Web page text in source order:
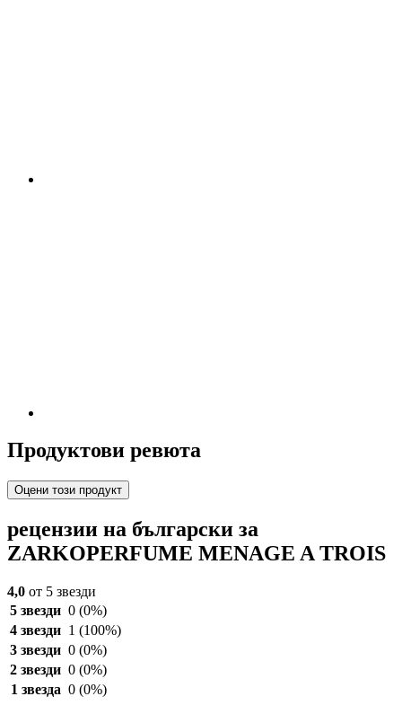
Продуктови ревюта
Оцени този продукт
рецензии на български за
ZARKOPERFUME MENAGE A TROIS
4,0 от 5 звезди
5 звезди 0 (0%)
4 звезди 1 (100%)
3 звезди 0 (0%)
2 звезди 0 (0%)
1 звезда 0 (0%)